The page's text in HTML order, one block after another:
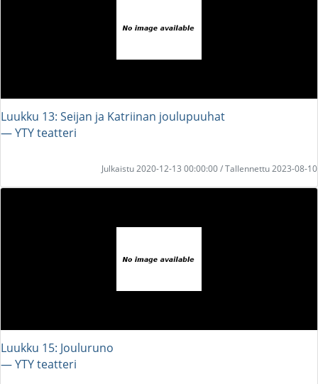
Luukku 13: Seijan ja Katriinan joulupuuhat
― YTY teatteri
Julkaistu 2020-12-13 00:00:00 / Tallennettu 2023-08-10
Luukku 15: Jouluruno
― YTY teatteri